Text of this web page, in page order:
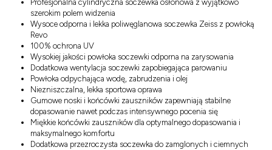
Profesjonalna cylindryczna soczewka osłonowa z wyjątkowo
szerokim polem widzenia
Wysoce odporna i lekka poliwęglanowa soczewka Zeiss z powłoką
Revo
100% ochrona UV
Wysokiej jakości powłoka soczewki odporna na zarysowania
Dodatkowa wentylacja soczewki zapobiegająca parowaniu
Powłoka odpychająca wodę, zabrudzenia i olej
Niezniszczalna, lekka sportowa oprawa
Gumowe noski i końcówki zauszników zapewniają stabilne
dopasowanie nawet podczas intensywnego pocenia się
Miękkie końcówki zauszników dla optymalnego dopasowania i
maksymalnego komfortu
Dodatkowa przezroczysta soczewka do zamglonych i ciemnych